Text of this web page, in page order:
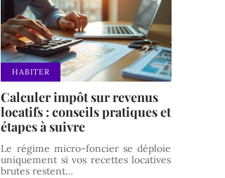
HABITER
Calculer impôt sur revenus
locatifs : conseils pratiques et
étapes à suivre
Le régime micro-foncier se déploie
uniquement si vos recettes locatives
brutes restent…